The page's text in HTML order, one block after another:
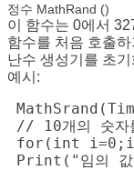
정수 MathRand ()
이 함수는 0에서
함수를 처음 호출하
난수 생성기를 초
예시:
// 10개의 숫자
for(int
Print("임의